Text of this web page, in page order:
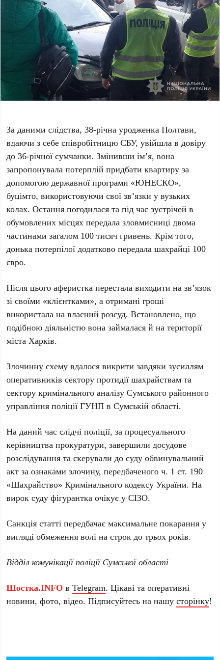
За даними слідства, 38-річна уродженка Полтави,
вдаючи з себе співробітницю СБУ, увійшла в довіру
до 36-річної сумчанки. Змінивши ім’я, вона
запропонувала потерплій придбати квартиру за
допомогою державної програми «ЮНЕСКО»,
буцімто, використовуючи свої зв’язки у вузьких
колах. Остання погодилася та під час зустрічей в
обумовлених місцях передала зловмисниці двома
частинами загалом 100 тисяч гривень. Крім того,
донька потерпілої додатково передала шахрайці 100
євро.
Після цього аферистка перестала виходити на зв’язок
зі своїми «клієнтками», а отримані гроші
використала на власний розсуд. Встановлено, що
подібною діяльністю вона займалася й на території
міста Харків.
Злочинну схему вдалося викрити завдяки зусиллям
оперативників сектору протидії шахрайствам та
сектору кримінального аналізу Сумського районного
управління поліції ГУНП в Сумській області.
На даний час слідчі поліції, за процесуального
керівництва прокуратури, завершили досудове
розслідування та скерували до суду обвинувальний
акт за ознаками злочину, передбаченого ч. 1 ст. 190
«Шахрайство» Кримінального кодексу України. На
вирок суду фігурантка очікує у СІЗО.
Санкція статті передбачає максимальне покарання у
вигляді обмеження волі на строк до трьох років.
Відділ комунікації поліції Сумської області
Шостка.INFO вTelegram. Цікаві та оперативні
новини, фото, відео. Підписуйтесь на нашусторінку!